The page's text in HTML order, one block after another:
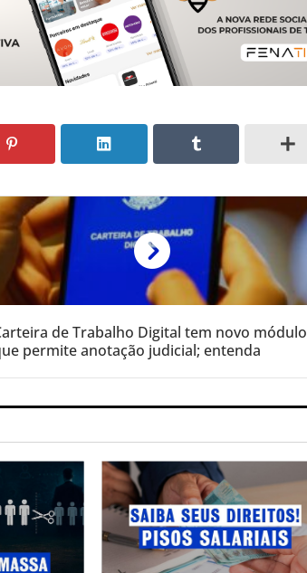
de Trabalho Digital tem novo módulo
permite anotação judicial; entenda